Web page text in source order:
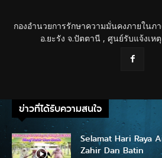
กองอำนวยการรักษาความมั่นคงภายใน
อ.ยะรัง จ.ปัตตานี , ศูนย์รับแจ้งเห
ข่าวที่ได้รับความสนใจ
Selamat Hari Raya
Zahir Dan Batin